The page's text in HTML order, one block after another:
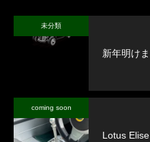
未分類
新年明け
coming soon